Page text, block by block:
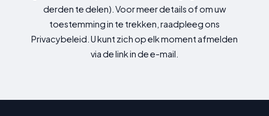
derden te delen). Voor meer details of om uw
toestemming in te trekken, raadpleeg ons
Privacybeleid. U kunt zich op elk moment afmelden
via de link in de e-mail.